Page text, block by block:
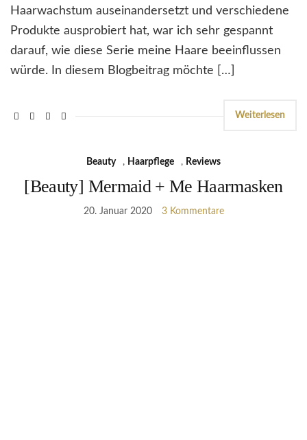
Haarwachstum auseinandersetzt und verschiedene
Produkte ausprobiert hat, war ich sehr gespannt
darauf, wie diese Serie meine Haare beeinflussen
würde. In diesem Blogbeitrag möchte […]
Weiterlesen
Beauty , Haarpflege , Reviews
[Beauty] Mermaid + Me Haarmasken
20. Januar 2020 3 Kommentare